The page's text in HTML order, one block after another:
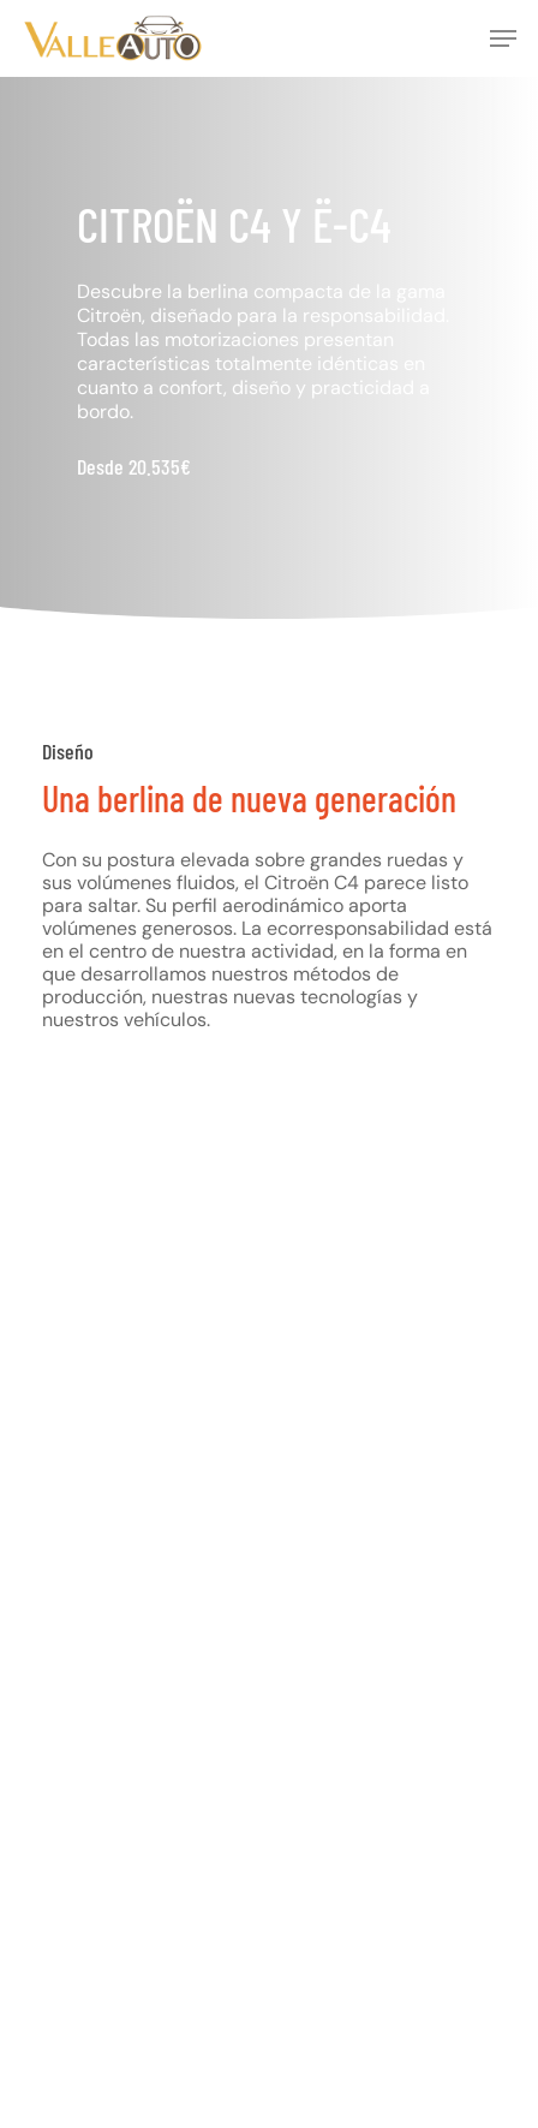
main
content
CITROËN C4 Y Ë-C4
Descubre la berlina compacta de la gama
Citroën, diseñado para la responsabilidad.
Todas las motorizaciones presentan
características totalmente idénticas en
cuanto a confort, diseño y practicidad a
bordo.
Desde 20.535€
Diseño
Una berlina de nueva generación
Con su postura elevada sobre grandes ruedas y
sus volúmenes fluidos, el Citroën C4 parece listo
para saltar. Su perfil aerodinámico aporta
volúmenes generosos. La ecorresponsabilidad está
en el centro de nuestra actividad, en la forma en
que desarrollamos nuestros métodos de
producción, nuestras nuevas tecnologías y
nuestros vehículos.